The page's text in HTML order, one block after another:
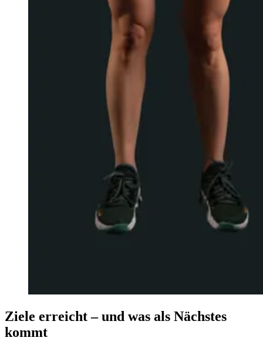
Ziele erreicht – und was als Nächstes
kommt